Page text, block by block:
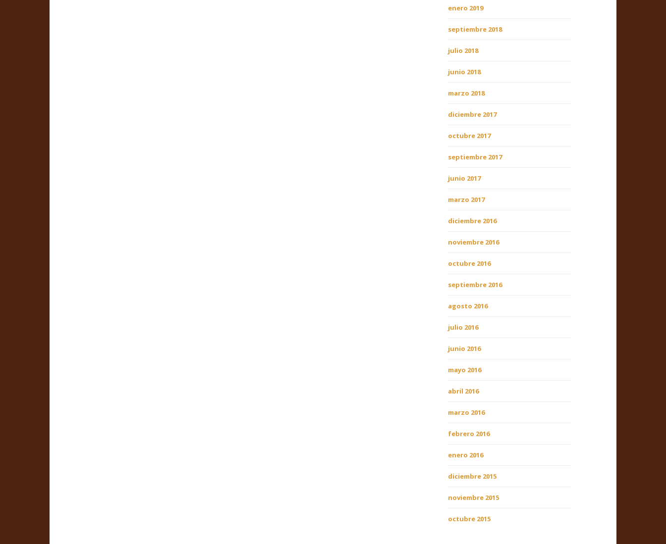
enero 2019
septiembre 2018
julio 2018
junio 2018
marzo 2018
diciembre 2017
octubre 2017
septiembre 2017
junio 2017
marzo 2017
diciembre 2016
noviembre 2016
octubre 2016
septiembre 2016
agosto 2016
julio 2016
junio 2016
mayo 2016
abril 2016
marzo 2016
febrero 2016
enero 2016
diciembre 2015
noviembre 2015
octubre 2015